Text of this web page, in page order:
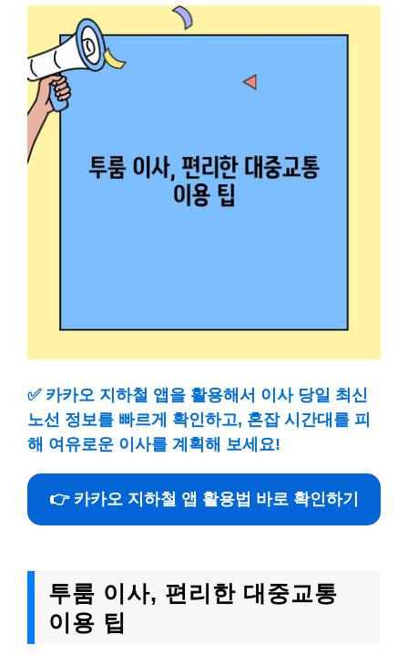
✅ 카카오 지하철 앱을 활용해서 이사 당일 최신
노선 정보를 빠르게 확인하고, 혼잡 시간대를 피
해 여유로운 이사를 계획해 보세요!
👉 카카오 지하철 앱 활용법 바로 확인하기
투룸 이사, 편리한 대중교통
이용 팁